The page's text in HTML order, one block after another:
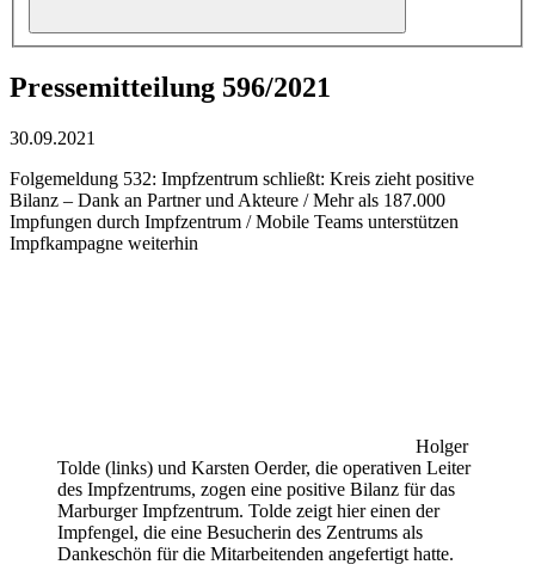
Pressemitteilung 596/2021
30.09.2021
Folgemeldung 532: Impfzentrum schließt: Kreis zieht positive
Bilanz – Dank an Partner und Akteure / Mehr als 187.000
Impfungen durch Impfzentrum / Mobile Teams unterstützen
Impfkampagne weiterhin
Holger
Tolde (links) und Karsten Oerder, die operativen Leiter
des Impfzentrums, zogen eine positive Bilanz für das
Marburger Impfzentrum. Tolde zeigt hier einen der
Impfengel, die eine Besucherin des Zentrums als
Dankeschön für die Mitarbeitenden angefertigt hatte.